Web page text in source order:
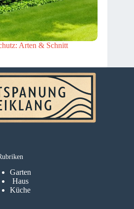
Arten & Schnitt
Garten
Haus
Küche